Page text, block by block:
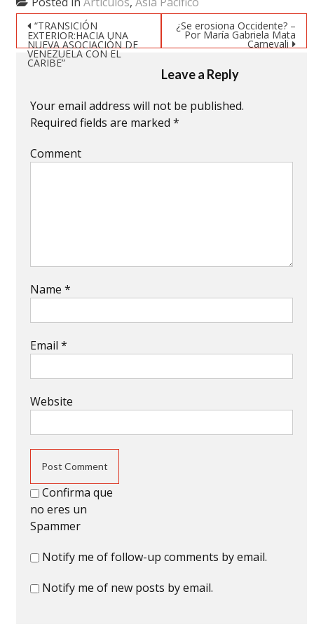
in
new
window)
in
new
window)
in
new
window)
Post navigation
“TRANSICIÓN
EXTERIOR:HACIA UNA
NUEVA ASOCIACIÓN DE
VENEZUELA CON EL
CARIBE”
¿Se erosiona Occidente? –
Por María Gabriela Mata
Carnevali
Leave a Reply
Your email address will not be published.
Required fields are marked *
Comment
Name *
Email *
Website
Confirma que
no eres un
Spammer
Notify me of follow-up comments by email.
Notify me of new posts by email.